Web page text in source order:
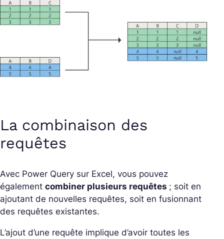
La combinaison des
requêtes
Avec Power Query sur Excel, vous pouvez
également combiner plusieurs requêtes ; soit en
ajoutant de nouvelles requêtes, soit en fusionnant
des requêtes existantes.
L’ajout d’une requête implique d’avoir toutes les